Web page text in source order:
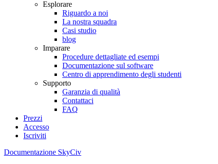
Esplorare
Riguardo a noi
La nostra squadra
Casi studio
blog
Imparare
Procedure dettagliate ed esempi
Documentazione sul software
Centro di apprendimento degli studenti
Supporto
Garanzia di qualità
Contattaci
FAQ
Prezzi
Accesso
Iscriviti
Documentazione SkyCiv